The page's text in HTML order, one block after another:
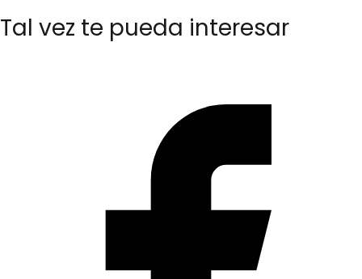
Tal vez te pueda interesar